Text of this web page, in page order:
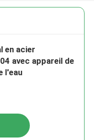
en acier
avec appareil de
l'eau